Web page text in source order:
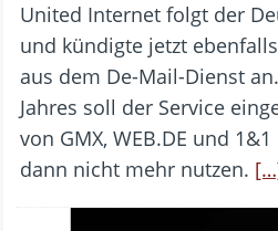
United Internet folgt der
und kündigte jetzt
aus dem De-Mail-Dienst
Jahres soll der Service
von GMX, WEB.DE und
dann nicht mehr nutzen.